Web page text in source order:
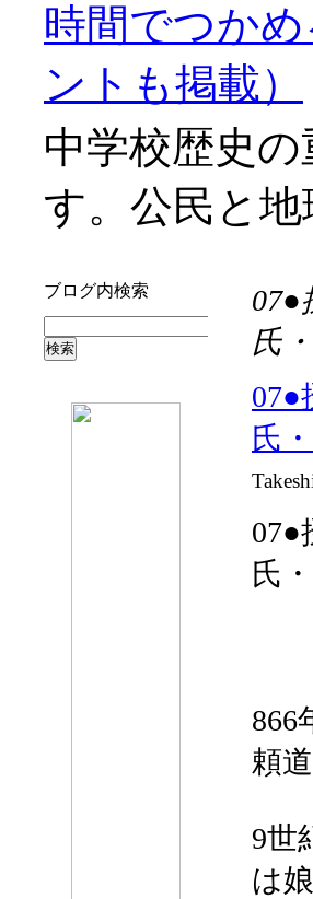
時間でつか
ントも掲載）
中学校歴史
す。公民と
07●
氏
07●
氏
07●
氏
866
頼
9世
は
ブログ内検索